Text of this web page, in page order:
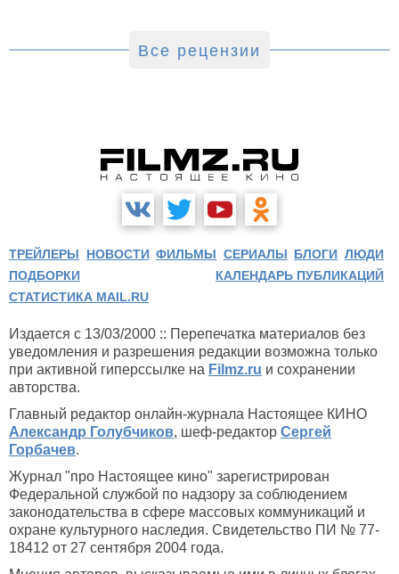
Все рецензии
ТРЕЙЛЕРЫ НОВОСТИ ФИЛЬМЫ СЕРИАЛЫ БЛОГИ ЛЮДИ
ПОДБОРКИ
КАЛЕНДАРЬ ПУБЛИКАЦИЙ
СТАТИСТИКА MAIL.RU
Издается с 13/03/2000 :: Перепечатка материалов без
уведомления и разрешения редакции возможна только
при активной гиперссылке на Filmz.ru и сохранении
авторства.
Главный редактор онлайн-журнала Настоящее КИНО
Александр Голубчиков, шеф-редактор Сергей
Горбачев.
Журнал "про Настоящее кино" зарегистрирован
Федеральной службой по надзору за соблюдением
законодательства в сфере массовых коммуникаций и
охране культурного наследия. Свидетельство ПИ № 77-
18412 от 27 сентября 2004 года.